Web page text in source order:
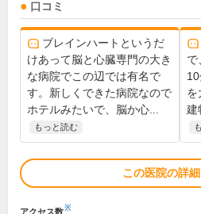
口コミ
ブレインハートというだ
けあって脳と心臓専門の大き
な病院でこの辺では有名で
す。新しくできた病院なので
ホテルみたいで、脳か心...
もっと読む
で
を
建
この医院の詳
アクセス数※